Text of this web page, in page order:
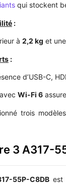
qui stockent
:
à 2,2 kg et
:
d’USB-C,
Wi-Fi 6
trois
3 A317-
55P-C8DB est